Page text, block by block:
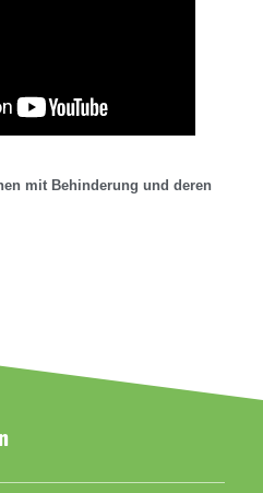
mit Behinderung und deren